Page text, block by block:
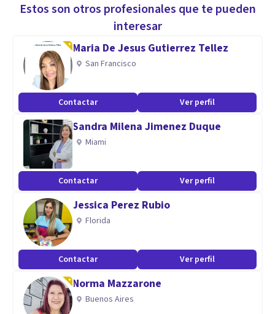
Especialidad
Acompañamiento en crianza respetuosa.
Además tengo formación en Mindfulness para el
tratamiento de Ansiedad y la regulación emocional.
Estos son otros profesionales que te pueden
interesar
Maria De Jesus Gutierrez Tellez
San Francisco
Contactar Ver perfil
Sandra Milena Jimenez Duque
Miami
Contactar Ver perfil
Jessica Perez Rubio
Florida
Contactar Ver perfil
Norma Mazzarone
Buenos Aires